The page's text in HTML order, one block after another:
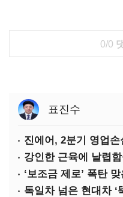
0/0
표진수
진에어, 2분기 영업
강인한 근육에 날렵
‘보조금 제로’ 폭탄